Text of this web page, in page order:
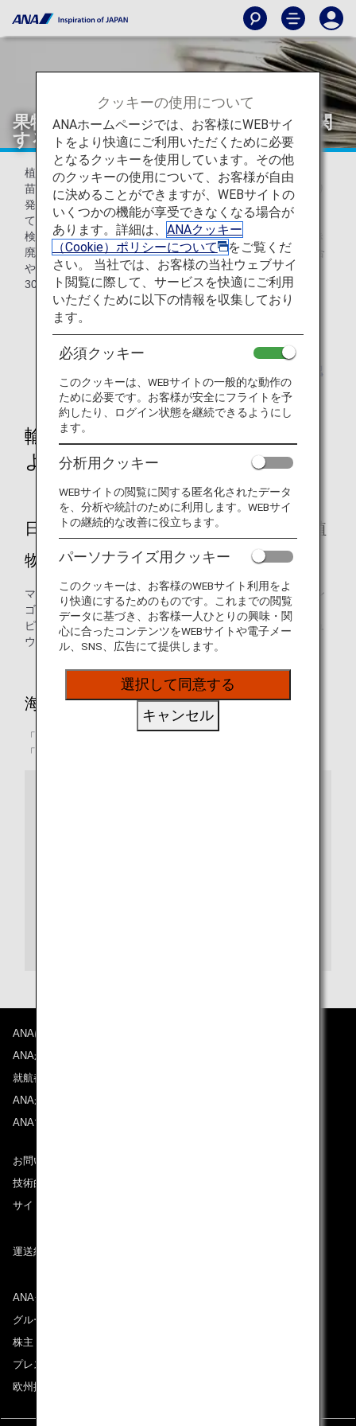
果物・花・穀類など植物の持ち込みに関
する重要なお知らせ（植物防疫所）
植物防疫法により、果実、野菜、穀類、豆類、切花、種子、
苗木等の植物類を日本へ持ち込むには輸出国政府機関により
発行された検査証明書（Phytosanitary certificate）を添付し
て、輸入検査を受ける必要があります。
検査証明書が添付されていない植物は、植物防疫法に基づき
廃棄処分となります。検査証明書を添付せずに輸入した場合
や輸入時の検査を受けなかった場合は、3年以下の懲役又は
300万円以下の罰金が科せられる場合があります。
をご参照下さい。
国・地域から野菜・果物の種類別に規制の有無を確認
できるページ
もご利用下さい。
輸入禁止品（持ち出す国や地域に
よって条件は異なります）
日本への持ち込みが禁止されている主な植
物（生果実）
マンゴウ、パパイヤ、ライチ（レイシ）、リュウガン、リン
ゴ、マンゴスチン、ランブータン、グァバ（バンシロウ）、
ピタヤ（ドラゴンフルーツ）、熟したバナナ、レンブ、キュ
ウリ、インゲン、トウガラシ、トマト
海外の全地域からの持ち込み禁止品
「土」、「土付きの植物」、「植物を害する検疫病害虫」、
「イネワラ及びイネモミ（朝鮮半島及び台湾を除く）」
ANAについて
ANAからのお知らせ
就航都市
ANAがお約束する体験
ANAマイレージクラブ
お問い合わせ
技術的なお問い合わせ（推奨環境）
サイトマップ
運送約款
ANAグループについて
グループ企業一覧
株主・投資家情報
プレスリリース
欧州採用情報
クッキーの使用について
ANAホームページでは、お客様にWEBサイ
トをより快適にご利用いただくために必要
となるクッキーを使用しています。その他
のクッキーの使用について、お客様が自由
に決めることができますが、WEBサイトの
いくつかの機能が享受できなくなる場合が
あります。詳細は、 ANAクッキー
（Cookie）ポリシーについて
をご覧くだ
さい。 当社では、お客様の当社ウェブサイ
ト閲覧に際して、サービスを快適にご利用
いただくために以下の情報を収集しており
ます。
必須クッキー
このクッキーは、WEBサイトの一般的な動作の
ために必要です。お客様が安全にフライトを予
約したり、ログイン状態を継続できるようにし
ます。
分析用クッキー
WEBサイトの閲覧に関する匿名化されたデータ
を、分析や統計のために利用します。WEBサイ
トの継続的な改善に役立ちます。
パーソナライズ用クッキー
このクッキーは、お客様のWEBサイト利用をよ
り快適にするためのものです。これまでの閲覧
データに基づき、お客様一人ひとりの興味・関
心に合ったコンテンツをWEBサイトや電子メー
ル、SNS、広告にて提供します。
選択して同意する
キャンセル